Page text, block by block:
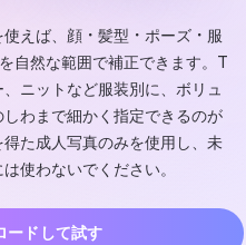
使えば、顔・髪型・ポーズ・服
自然な範囲で補正できます。T
ニットなど服装別に、ボリュ
わまで細かく指定できるのが
た成人写真のみを使用し、未
使わないでください。
ードして試す